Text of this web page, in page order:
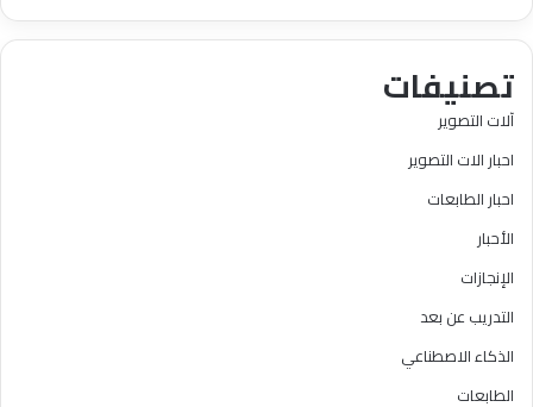
تصنيفات
آلات التصوير
احبار الات التصوير
احبار الطابعات
الأحبار
الإنجازات
التدريب عن بعد
الذكاء الاصطناعي
الطابعات